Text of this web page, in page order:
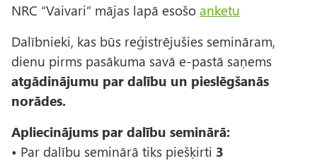
NRC “Vaivari” mājas lapā esošo anketu
Dalībnieki, kas būs reģistrējušies semināram,
dienu pirms pasākuma savā e-pastā saņems
atgādinājumu par dalību un pieslēgšanās
norādes.
Apliecinājums par dalību seminārā:
• Par dalību seminārā tiks piešķirti 3